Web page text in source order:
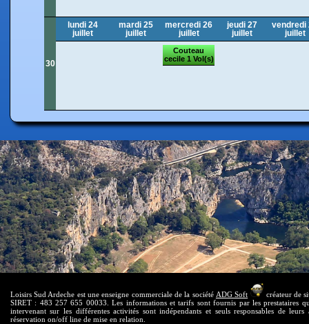
30
lundi 24
juillet
mardi 25
juillet
mercredi 26
juillet
jeudi 27
juillet
vendredi
juillet
Couteau
cecile 1 Vol(s)
Loisirs Sud Ardeche est une enseigne commerciale de la société ADG Soft
créateur de
SIRET : 483 257 655 00033. Les informations et tarifs sont fournis par les prestataires
intervenant sur les différentes activités sont indépendants et seuls responsables de
réservation on/off line de mise en relation.